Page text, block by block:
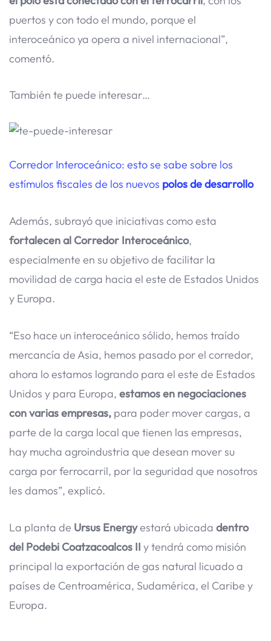
puertos y con todo el mundo, porque el
interoceánico ya opera a nivel internacional”,
comentó.
También te puede interesar…
Corredor Interoceánico: esto se sabe sobre los
estímulos fiscales de los nuevos polos de desarrollo
Además, subrayó que iniciativas como esta
fortalecen al Corredor Interoceánico,
especialmente en su objetivo de facilitar la
movilidad de carga hacia el este de Estados Unidos
y Europa.
“Eso hace un interoceánico sólido, hemos traído
mercancía de Asia, hemos pasado por el corredor,
ahora lo estamos logrando para el este de Estados
Unidos y para Europa, estamos en negociaciones
con varias empresas, para poder mover cargas, a
parte de la carga local que tienen las empresas,
hay mucha agroindustria que desean mover su
carga por ferrocarril, por la seguridad que nosotros
les damos”, explicó.
La planta de Ursus Energyestará ubicada dentro
del Podebi Coatzacoalcos II y tendrá como misión
principal la exportación de gas natural licuado a
países de Centroamérica, Sudamérica, el Caribe y
Europa.